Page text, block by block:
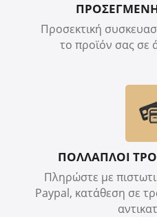
Προσεκτική
το προϊόν σας σε
ΠΟΛΛΑΠΛΟΙ
Πληρώστε με
Paypal, κατάθεση σε